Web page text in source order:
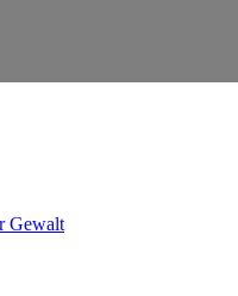
Gewalt